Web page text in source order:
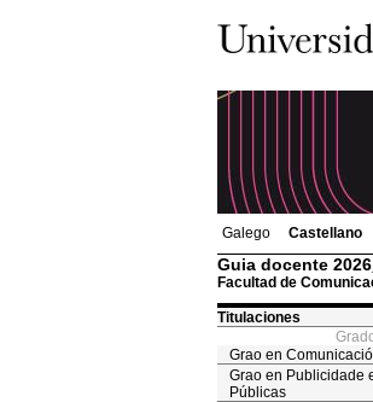
Galego Castellano
Guia docente
Facultad de
Titulaciones
Grao en
Grao en Publicidade
Públicas